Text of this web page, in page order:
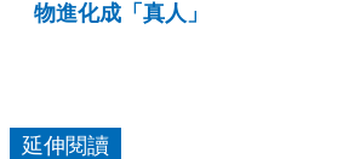
物進化成「真人」
延伸閱讀